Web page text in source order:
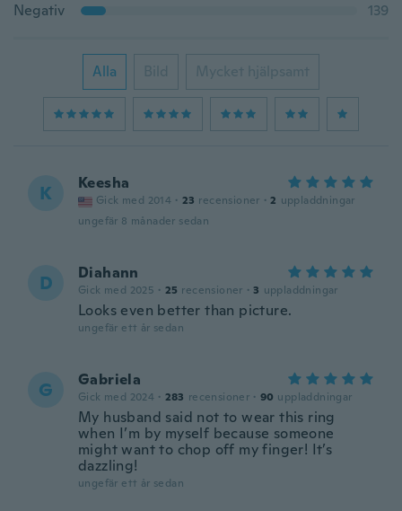
Negativ
139
Alla Bild Mycket hjälpsamt
K Keesha
Gick med 2014 · 23 recensioner · 2 uppladdningar
ungefär 8 månader sedan
D Diahann
Gick med 2025 · 25 recensioner · 3 uppladdningar
Looks even better than picture.
ungefär ett år sedan
G Gabriela
Gick med 2024 · 283 recensioner · 90 uppladdningar
My husband said not to wear this ring
when I’m by myself because someone
might want to chop off my finger! It’s
dazzling!
ungefär ett år sedan